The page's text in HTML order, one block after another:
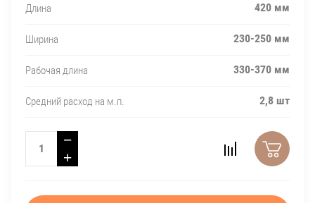
Длина 420 мм
Ширина 230-250 мм
Рабочая длина 330-370 мм
Средний расход на м.п. 2,8 шт
−
+